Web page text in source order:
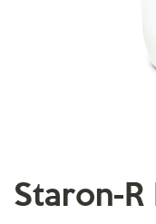
Staron-R